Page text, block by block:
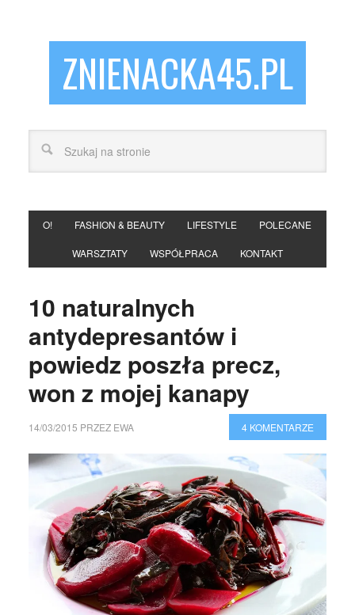
ZNIENACKA45.PL
O! FASHION & BEAUTY LIFESTYLE POLECANE
WARSZTATY WSPÓŁPRACA KONTAKT
10 naturalnych
antydepresantów i
powiedz poszła precz,
won z mojej kanapy
14/03/2015 PRZEZ EWA 4 KOMENTARZE